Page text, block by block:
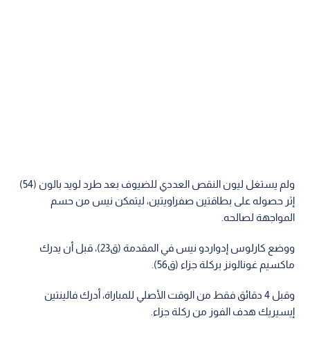
ولم يستغل ليون النقص العددي للضيوف بعد طرد لويد بالون (54)
إثر حصوله على بطاقتين صفراويتين، ليتمكن نيس من حسم
المواجهة لصالحه.
ووضع كارلوس إدواردو نيس في المقدمة (ق23)، قبل أن يدرك
ماكسيم غونالونز بركلة جزاء (ق56).
وقبل 4 دقائق فقط من الوقت الأصلي للمباراة، أدرك فالينتين
إيسيريك هدف الفوز من ركلة جزاء.